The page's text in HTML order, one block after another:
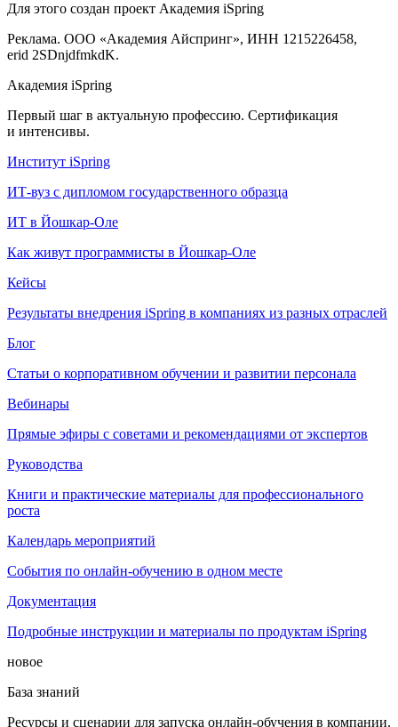
Для этого создан проект Академия iSpring
Реклама. ООО «Академия Айспринг», ИНН 1215226458,
erid 2SDnjdfmkdK.
Академия iSpring
Первый шаг в актуальную профессию. Сертификация
и интенсивы.
Институт iSpring
ИТ-вуз с дипломом государственного образца
ИТ в Йошкар-Оле
Как живут программисты в Йошкар‑Оле
Кейсы
Результаты внедрения iSpring в компаниях из разных отраслей
Блог
Статьи о корпоративном обучении и развитии персонала
Вебинары
Прямые эфиры с советами и рекомендациями от экспертов
Руководства
Книги и практические материалы для профессионального
роста
Календарь мероприятий
События по онлайн-обучению в одном месте
Документация
Подробные инструкции и материалы по продуктам iSpring
новое
База знаний
Ресурсы и сценарии для запуска онлайн-обучения в компании.